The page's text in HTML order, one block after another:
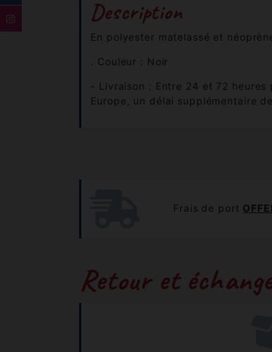
Description
En polyester matelassé et
. Couleur : Noir
- Livraison : Entre 24 et 72
Europe, un délai supplémentaire
Frais de port
Retour et